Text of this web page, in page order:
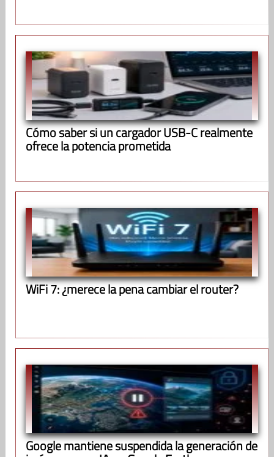
Cómo saber si un cargador USB-C realmente
ofrece la potencia prometida
WiFi 7: ¿merece la pena cambiar el router?
Google mantiene suspendida la generación de